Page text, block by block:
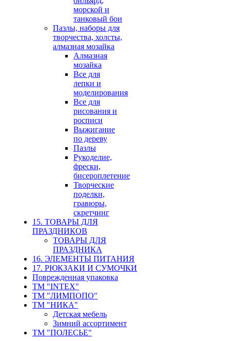
морской и
танковый бои
Пазлы, наборы для
творчества, холсты,
алмазная мозайка
Алмазная
мозайка
Все для
лепки и
моделирования
Все для
рисования и
росписи
Выжигание
по дереву
Пазлы
Рукоделие,
фрески,
бисероплетение
Творческие
поделки,
гравюры,
скретчинг
15. ТОВАРЫ ДЛЯ
ПРАЗДНИКОВ
ТОВАРЫ ДЛЯ
ПРАЗДНИКА
16. ЭЛЕМЕНТЫ ПИТАНИЯ
17. РЮКЗАКИ И СУМОЧКИ
Поврежденная упаковка
ТМ "INTEX"
ТМ "ЛИМПОПО"
ТМ "НИКА"
Детская мебель
Зимний ассортимент
ТМ "ПОЛЕСЬЕ"